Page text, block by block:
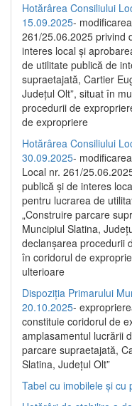
Hotărârea Consiliului
15.09.2025-
261/25.06.2025 privind
interes local și
de utilitate publică de
supraetajată, Cartier
Județul Olt”, situat în
procedurii de
de expropriere
Hotărârea Consiliului
30.09.2025-
Local nr. 261/
publică şi de interes
pentru lucrarea de
„Construire parcare
Muncipiul Slatina,
declanşarea procedurii
în coridorul de
ulterioare
Dispoziția Primarului
20.10.2025-
constituie coridorul de
amplasamentul lucrării
parcare supraetajată,
Slatina, Județul Olt”
Tabel cu imobilele și cu